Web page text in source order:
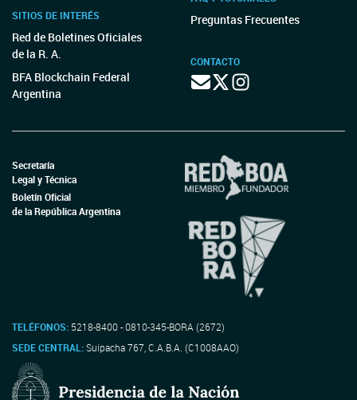
SITIOS DE INTERÉS
Red de Boletines Oficiales
de la R. A.
BFA Blockchain Federal
Argentina
Preguntas Frecuentes
CONTACTO
Secretaría
Legal y Técnica
Boletín Oficial
de la República Argentina
TELÉFONOS: 5218-8400 - 0810-345-BORA (2672)
SEDE CENTRAL:Suipacha 767, C.A.B.A. (C1008AAO)